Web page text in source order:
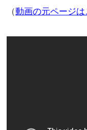
（動画の元ページ